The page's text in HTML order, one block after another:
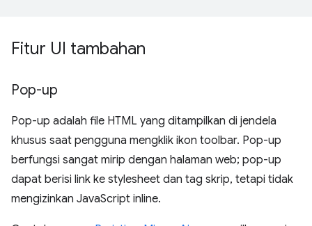
Fitur UI tambahan
Pop-up
Pop-up adalah file HTML yang ditampilkan di jendela
khusus saat pengguna mengklik ikon toolbar. Pop-up
berfungsi sangat mirip dengan halaman web; pop-up
dapat berisi link ke stylesheet dan tag skrip, tetapi tidak
mengizinkan JavaScript inline.